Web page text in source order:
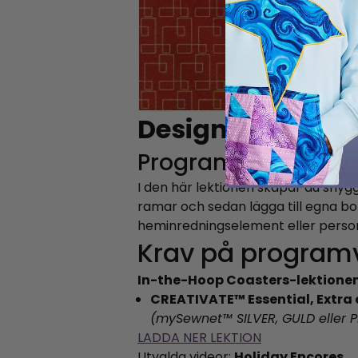
Designa dina
Programvara Lektion
I den här lektionen skapar du
ramar och sedan lägga till egna
heminredningselement eller
Krav på
In-the-Hoop Coasters-
CREATIVATE™ Essential, Extra
(mySewnet™ SILVER, GULD eller
LADDA NER LEKTION